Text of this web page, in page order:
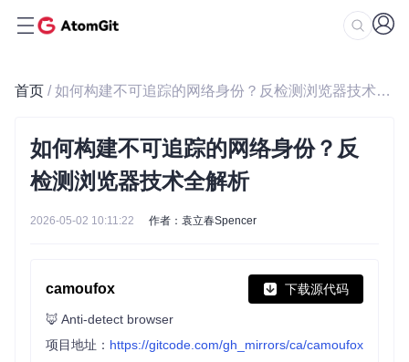
首页 / 如何构建不可追踪的网络身份？反检测浏览器技术全解析
如何构建不可追踪的网络身份？反
检测浏览器技术全解析
2026-05-02 10:11:22 作者：袁立春Spencer
camoufox 下载源代码
🦊 Anti-detect browser
项目地址： https://gitcode.com/gh_mirrors/ca/camoufox